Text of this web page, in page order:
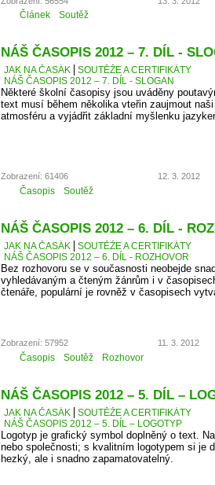
Článek Soutěž
NÁŠ ČASOPIS 2012 – 7. DÍL -
JAK NA ČASÁK
SOUTĚŽE A CERTIFIKÁTY
NÁŠ ČASOPIS 2012 – 7. DÍL - SLOGAN
Některé školní časopisy jsou uváděny
text musí během několika vteřin zaujmout
atmosféru a vyjádřit základní myšlenku
Zobrazení: 61406 12. 3. 2012
Časopis Soutěž
NÁŠ ČASOPIS 2012 – 6. DÍL -
JAK NA ČASÁK
SOUTĚŽE A CERTIFIKÁTY
NÁŠ ČASOPIS 2012 – 6. DÍL - ROZHOVOR
Bez rozhovoru se v současnosti neobejde
vyhledávaným a čteným žánrům i v
čtenáře, populární je rovněž v časopisech
Zobrazení: 57952 11. 3. 2012
Časopis Soutěž Rozhovor
NÁŠ ČASOPIS 2012 – 5. DÍL –
JAK NA ČASÁK
SOUTĚŽE A CERTIFIKÁTY
NÁŠ ČASOPIS 2012 – 5. DÍL – LOGOTYP
Logotyp je grafický symbol doplněný o text.
nebo společnosti; s kvalitním logotypem si je
hezký, ale i snadno zapamatovatelný.